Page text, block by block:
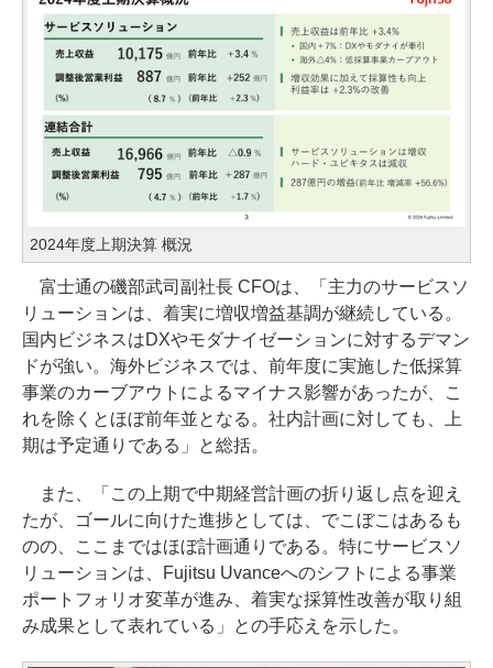
2024年度上期決算 概況
富士通の磯部武司副社長 CFOは、「主力のサービスソ
リューションは、着実に増収増益基調が継続している。
国内ビジネスはDXやモダナイゼーションに対するデマン
ドが強い。海外ビジネスでは、前年度に実施した低採算
事業のカーブアウトによるマイナス影響があったが、こ
れを除くとほぼ前年並となる。社内計画に対しても、上
期は予定通りである」と総括。
また、「この上期で中期経営計画の折り返し点を迎え
たが、ゴールに向けた進捗としては、でこぼこはあるも
のの、ここまではほぼ計画通りである。特にサービスソ
リューションは、Fujitsu Uvanceへのシフトによる事業
ポートフォリオ変革が進み、着実な採算性改善が取り組
み成果として表れている」との手応えを示した。